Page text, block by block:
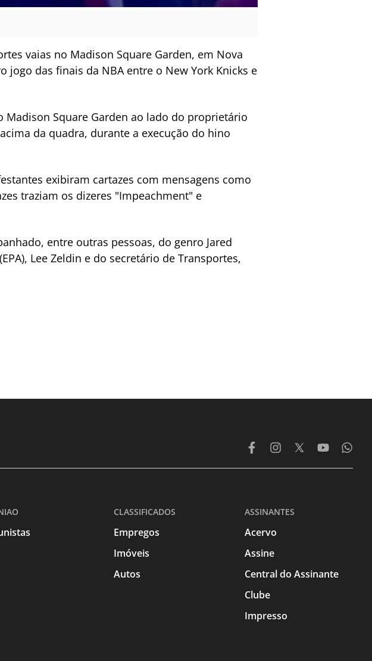
vaias no Madison Square Garden, em Nova
das finais da NBA entre o New York Knicks e
Square Garden ao lado do proprietário
da quadra, durante a execução do hino
exibiram cartazes com mensagens como
traziam os dizeres "Impeachment" e
entre outras pessoas, do genro Jared
Lee Zeldin e do secretário de Transportes,
CLASSIFICADOS
Empregos
Imóveis
Autos
ASSINANTES
Acervo
Assine
Central do Assinante
Clube
Impresso